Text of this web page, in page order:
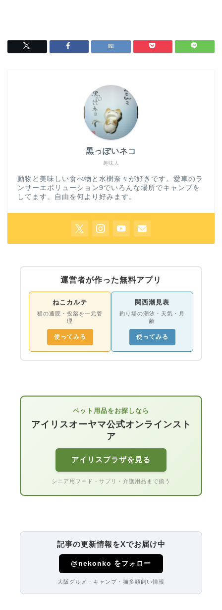
趣味人
黒っぽいネコ
動物と美味しい食べ物と水樹奈々が好きです。愛車のラ
ンサーエボリューション9でいろんな場所でキャンプを
してます。自由を何より好みます。
運営者が作った無料アプリ
ねこカルテ
猫の通院・投薬を一元管
理
使ってみる
関西潮見表
釣り場の潮汐・天気・月
齢
使ってみる
ペット用品をお探しなら
アイリスオーヤマ公式オンラインスト
ア
アイリスプラザを見る
シニア用フード・サプリ・介護用品まで揃う
記事の更新情報をXでお届け中
@nekonko をフォロー
大阪グルメ・キャンプ・猫多頭飼い情報